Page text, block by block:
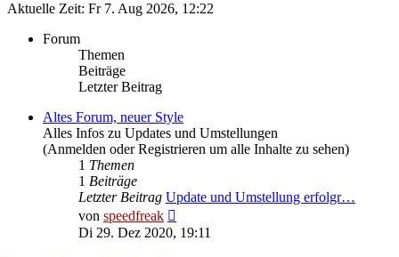
Aktuelle Zeit: Fr 7. Aug 2026, 12:22
Forum
Themen
Beiträge
Letzter Beitrag
Altes Forum, neuer Style
Alles Infos zu Updates und Umstellungen
(Anmelden oder Registrieren um alle Inhalte zu sehen)
1 Themen
1 Beiträge
Letzter Beitrag Update und Umstellung erfolgr…
von speedfreak
Beitrag
Di 29. Dez 2020, 19:11